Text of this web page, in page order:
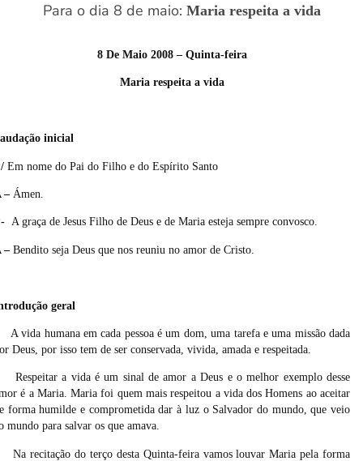
Para o dia 8 de maio: Maria respeita a vida
8 De Maio 2008 – Quinta-feira
Maria respeita a vida
inicial
Em nome do Pai do Filho e do Espírito Santo
– Ámen.
A graça de Jesus Filho de Deus e de Maria esteja sempre convosco.
– Bendito seja Deus que nos reuniu no amor de Cristo.
geral
A vida humana em cada pessoa é um dom, uma tarefa e uma missão dada
Deus, por isso tem de ser conservada, vivida, amada e respeitada.
Respeitar a vida é um sinal de amor a Deus e o melhor exemplo desse
é a Maria. Maria foi quem mais respeitou a vida dos Homens ao aceitar
forma humilde e comprometida dar à luz o Salvador do mundo, que veio
mundo para salvar os que amava.
Na recitação do terço desta Quinta-feira vamos louvar Maria pela forma